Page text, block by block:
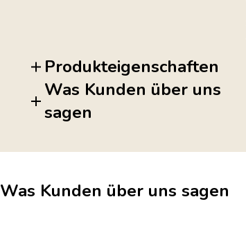
Produkteigenschaften
Was Kunden über uns
sagen
Was Kunden über uns sagen